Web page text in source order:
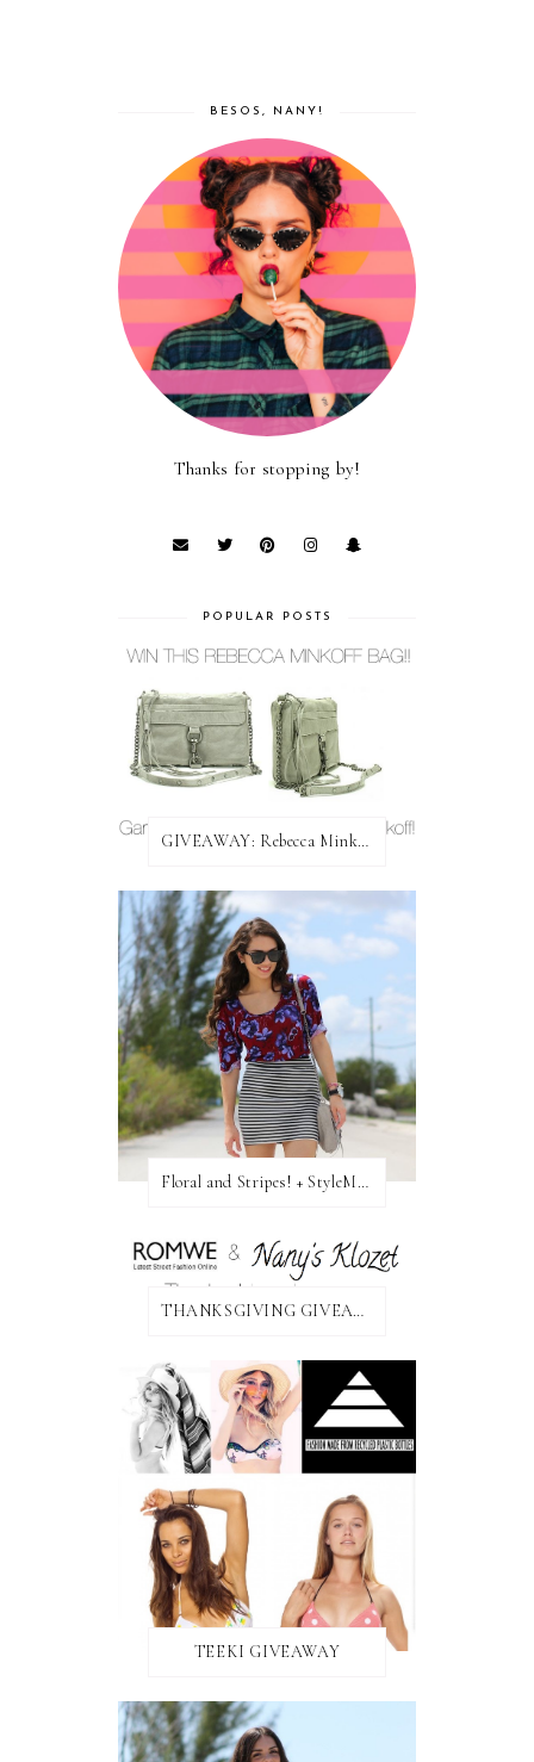
BESOS, NANY!
Thanks for stopping by!
POPULAR POSTS
GIVEAWAY: Rebecca Minkoff Bag!
Floral and Stripes! + StyleMint GIVEAWAY!
THANKSGIVING GIVEAWAY!
TEEKI GIVEAWAY